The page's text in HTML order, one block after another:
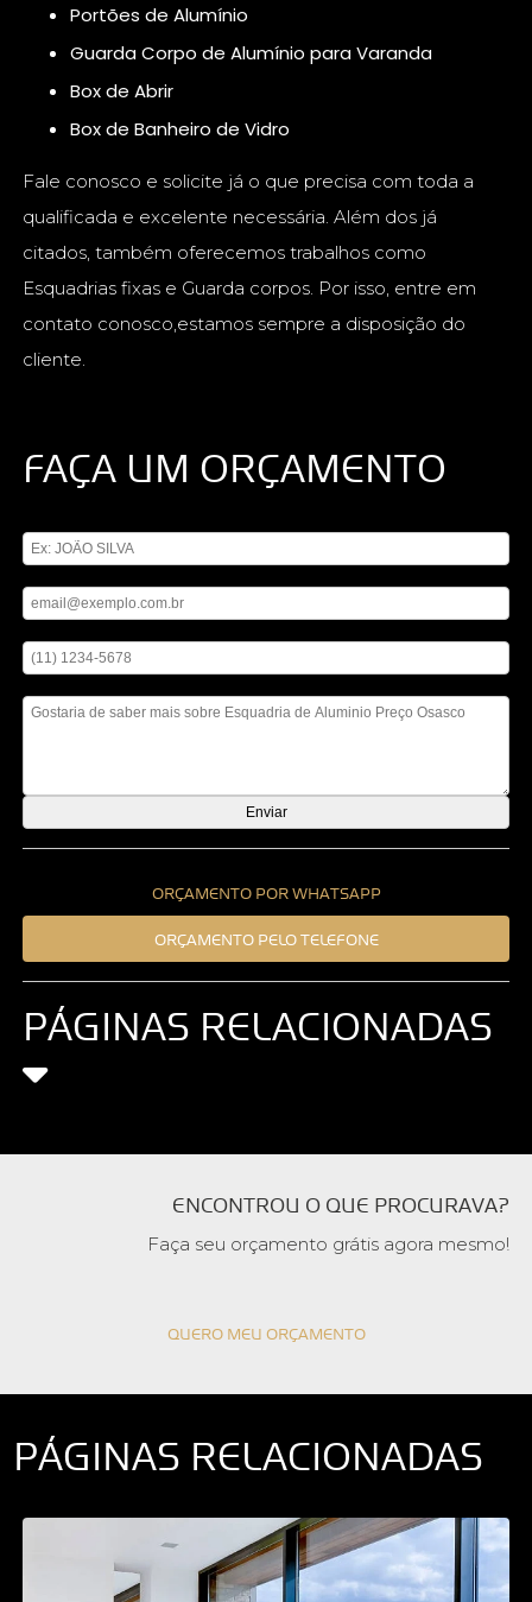
Portões de Alumínio
Guarda Corpo de Alumínio para Varanda
Box de Abrir
Box de Banheiro de Vidro
Fale conosco e solicite já o que precisa com toda a
qualificada e excelente necessária. Além dos já
citados, também oferecemos trabalhos como
Esquadrias fixas e Guarda corpos. Por isso, entre em
contato conosco,estamos sempre a disposição do
cliente.
FAÇA UM ORÇAMENTO
ORÇAMENTO POR WHATSAPP
ORÇAMENTO PELO TELEFONE
PÁGINAS RELACIONADAS
ENCONTROU O QUE PROCURAVA?
Faça seu orçamento grátis agora mesmo!
QUERO MEU ORÇAMENTO
PÁGINAS RELACIONADAS